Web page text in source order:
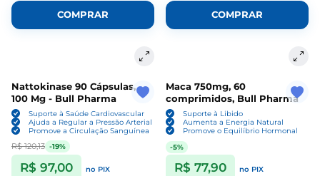
COMPRAR COMPRAR
Nattokinase 90 Cápsulas,
100 Mg - Bull Pharma
Suporte à Saúde Cardiovascular
Ajuda a Regular a Pressão Arterial
Promove a Circulação Sanguínea
R$ 120,13 -19%
R$ 97,00 no PIX
Maca 750mg, 60
comprimidos, Bull Pharma
Suporte à Libido
Aumenta a Energia Natural
Promove o Equilíbrio Hormonal
-5%
R$ 77,90 no PIX